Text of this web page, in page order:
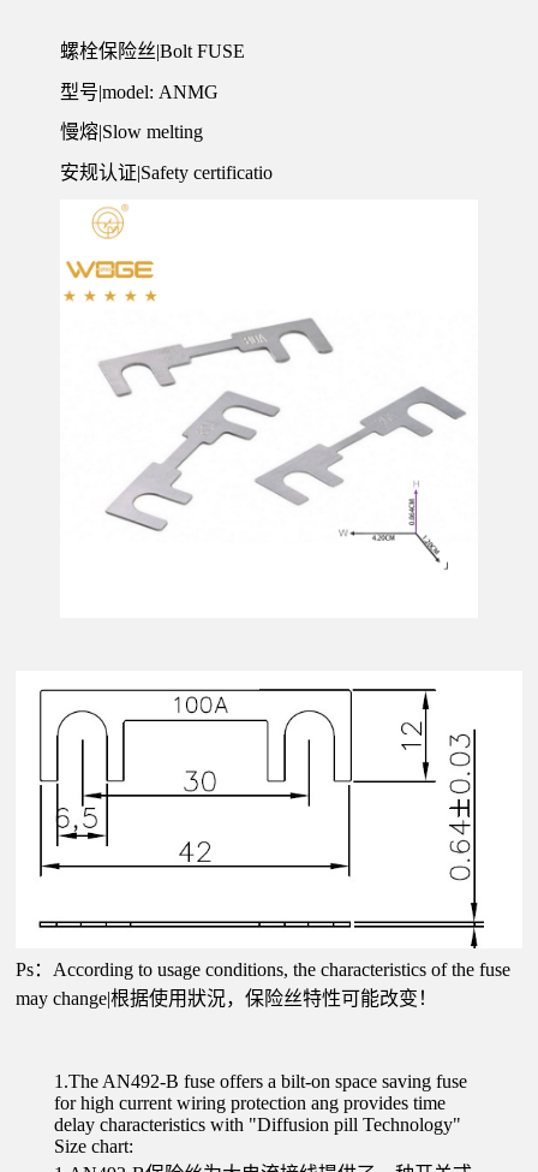
螺栓保险丝|Bolt FUSE
型号|model: ANMG
慢熔|Slow melting
安规认证|Safety certificatio
Ps：According to usage conditions, the characteristics of the fuse
may change|根据使用狀況，保险丝特性可能改变！
1.The AN492-B fuse offers a bilt-on space saving fuse
for high current wiring protection ang provides time
delay characteristics with "Diffusion pill Technology"
Size chart: